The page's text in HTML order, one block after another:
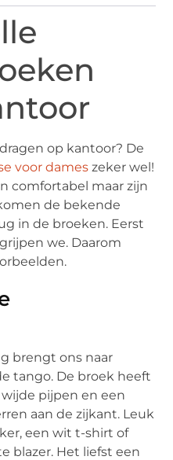
op kantoor? De
voor dames zeker wel!
comfortabel maar zijn
de bekende
in de broeken. Eerst
we. Daarom
brengt ons naar
tango. De broek heeft
pijpen en een
aan de zijkant. Leuk
een wit t-shirt of
blazer. Het liefst een